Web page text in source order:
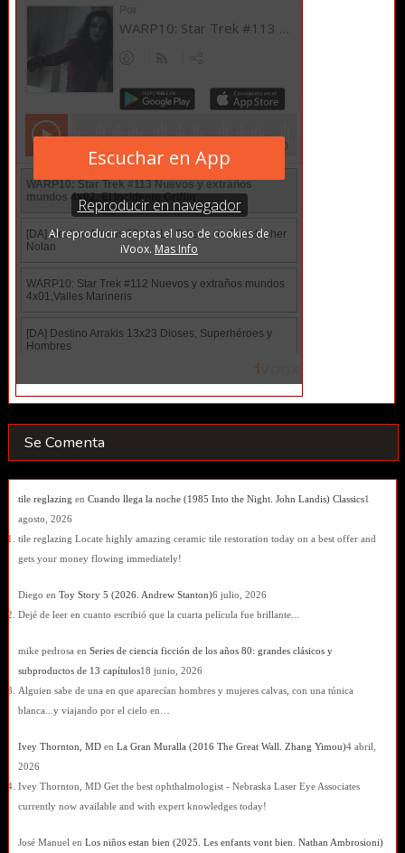
Se Comenta
tile reglazing en Cuando llega la noche (1985 Into the Night. John Landis) Classics1
agosto, 2026
tile reglazing Locate highly amazing ceramic tile restoration today on a best offer and
gets your money flowing immediately!
Diego en Toy Story 5 (2026. Andrew Stanton)6 julio, 2026
Dejé de leer en cuanto escribió que la cuarta película fue brillante...
mike pedrosa en Series de ciencia ficción de los años 80: grandes clásicos y
subproductos de 13 capítulos18 junio, 2026
Alguien sabe de una en que aparecían hombres y mujeres calvas, con una túnica
blanca...y viajando por el cielo en…
Ivey Thornton, MDen La Gran Muralla (2016 The Great Wall. Zhang Yimou)4 abril,
2026
Ivey Thornton, MD Get the best ophthalmologist - Nebraska Laser Eye Associates
currently now available and with expert knowledges today!
José Manuel en Los niños estan bien (2025. Les enfants vont bien. Nathan Ambrosioni)